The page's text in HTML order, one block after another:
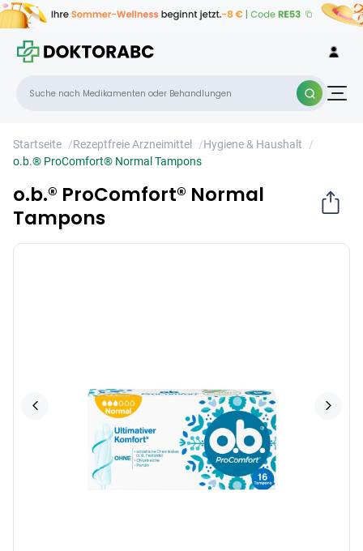
Startseite /Rezeptfreie Arzneimittel /Hygiene & Haushalt
/
o.b.® ProComfort® Normal Tampons
o.b.® ProComfort® Normal
Tampons
×